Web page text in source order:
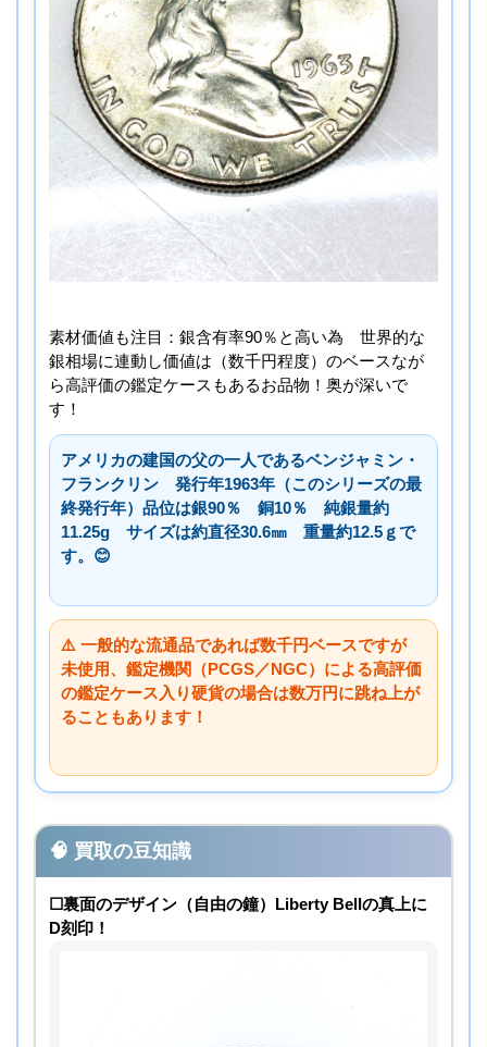
素材価値も注目：銀含有率90％と高い為 世界的な
銀相場に連動し価値は（数千円程度）のベースなが
ら高評価の鑑定ケースもあるお品物！奥が深いで
す！
アメリカの建国の父の一人であるベンジャミン・
フランクリン 発行年1963年（このシリーズの最
終発行年）品位は銀90％ 銅10％ 純銀量約
11.25g サイズは約直径30.6㎜ 重量約12.5ｇで
す。😊
⚠️ 一般的な流通品であれば数千円ベースですが
未使用、鑑定機関（PCGS／NGC）による高評価
の鑑定ケース入り硬貨の場合は数万円に跳ね上が
ることもあります！
🧠 買取の豆知識
☐裏面のデザイン（自由の鐘）Liberty Bellの真上に
D刻印！